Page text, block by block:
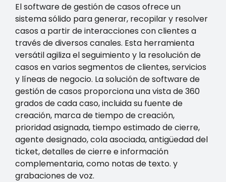
El software de gestión de casos ofrece un
sistema sólido para generar, recopilar y resolver
casos a partir de interacciones con clientes a
través de diversos canales. Esta herramienta
versátil agiliza el seguimiento y la resolución de
casos en varios segmentos de clientes, servicios
y líneas de negocio. La solución de software de
gestión de casos proporciona una vista de 360 ​​
grados de cada caso, incluida su fuente de
creación, marca de tiempo de creación,
prioridad asignada, tiempo estimado de cierre,
agente designado, cola asociada, antigüedad del
ticket, detalles de cierre e información
complementaria, como notas de texto. y
grabaciones de voz.